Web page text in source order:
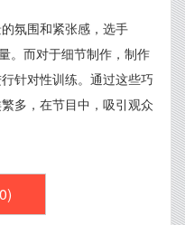
氛围和紧张感，选手
。而对于细节制作，制作
针对性训练。通过这些巧
多，在节目中，吸引观众
)